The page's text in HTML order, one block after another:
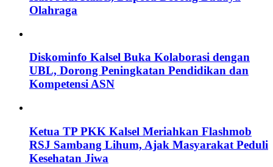
Olahraga
Diskominfo Kalsel Buka Kolaborasi dengan
UBL, Dorong Peningkatan Pendidikan dan
Kompetensi ASN
Ketua TP PKK Kalsel Meriahkan Flashmob
RSJ Sambang Lihum, Ajak Masyarakat Peduli
Kesehatan Jiwa